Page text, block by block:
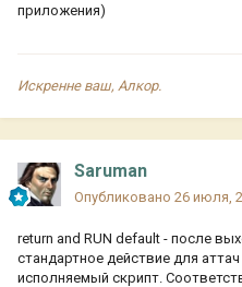
приложения)
Искренне ваш, Алкор.
Saruman
Опубликовано 26 июля,
return and RUN default - после
стандартное действие для
исполняемый скрипт.